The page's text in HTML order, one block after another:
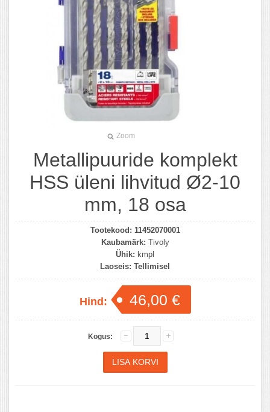
Zoom
Metallipuuride komplekt
HSS üleni lihvitud Ø2-10
mm, 18 osa
Tootekood: 11452070001
Kaubamärk: Tivoly
Ühik: kmpl
Laoseis: Tellimisel
Hind: 46,00 €
Kogus: